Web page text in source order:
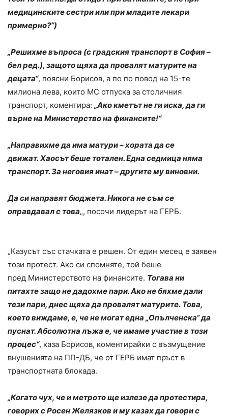
медицинските сестри или при младите лекари
примерно?“)
„Решихме въпроса (с градския транспорт в София –
бел ред.), защото щяха да провалят матурите на
децата“, поясни Борисов, а по по повод на 15-те
милиона лева, които МС отпуска за столичния
транспорт, коментира: „Ако кметът не ги иска, да ги
върне на Министерство на финансите!“
„Направихме да има матури – хората да се
движат. Хаосът беше тотален. Една седмица няма
транспорт. За неговия инат – другите му виновни.
Да си направят бюджета. Никога не съм се
оправдавал с това„, посочи лидерът на ГЕРБ.
„Казусът със стачката е решен. От един месец е заявен
този протест. Ако си спомняте, той беше
пред Министерството на финансите. Тогава ни
питахте защо не дадохме пари. Ако не бяхме дали
тези пари, днес щяха да провалят матурите. Това,
което виждаме, е, че не могат една „Опълченска“ да
пуснат. Абсолютна лъжа е, че имаме участие в този
процес“, каза Борисов, коментирайки с възмущение
внушенията на ПП-ДБ, че от ГЕРБ имат пръст в
транспортната блокада.
„Когато чух, че и метрото ще излезе да протестира,
говорих с Росен Желязков и му казах да говори с